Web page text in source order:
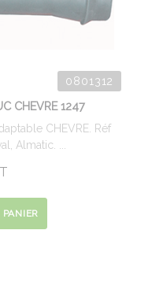
0801312
CHEVRE 1247
CHEVRE. Réf
Almatic. ...